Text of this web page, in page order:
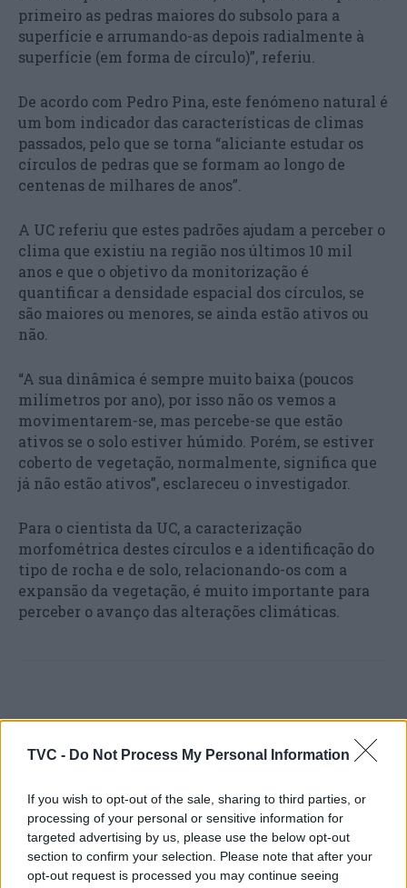
TVC - Do Not Process My Personal Information
If you wish to opt-out of the sale, sharing to third parties, or
processing of your personal or sensitive information for
targeted advertising by us, please use the below opt-out
section to confirm your selection. Please note that after your
opt-out request is processed you may continue seeing
primeiro as pedras maiores do subsolo para a
superfície e arrumando-as depois radialmente à
superfície (em forma de círculo)”, referiu.
De acordo com Pedro Pina, este fenómeno natural é
um bom indicador das características de climas
passados, pelo que se torna “aliciante estudar os
círculos de pedras que se formam ao longo de
centenas de milhares de anos”.
A UC referiu que estes padrões ajudam a perceber o
clima que existiu na região nos últimos 10 mil
anos e que o objetivo da monitorização é
quantificar a densidade espacial dos círculos, se
são maiores ou menores, se ainda estão ativos ou
não.
“A sua dinâmica é sempre muito baixa (poucos
milímetros por ano), por isso não os vemos a
movimentarem-se, mas percebe-se que estão
ativos se o solo estiver húmido. Porém, se estiver
coberto de vegetação, normalmente, significa que
já não estão ativos”, esclareceu o investigador.
Para o cientista da UC, a caracterização
morfométrica destes círculos e a identificação do
tipo de rocha e de solo, relacionando-os com a
expansão da vegetação, é muito importante para
perceber o avanço das alterações climáticas.
Artigo anterior
Foi apanhado a conduzir
sem carta (e com 2,27 g/l de
álcool) em Viseu
Próximo artigo
Câmara de Águeda lança
concurso para ligação do
Parque Empresarial do